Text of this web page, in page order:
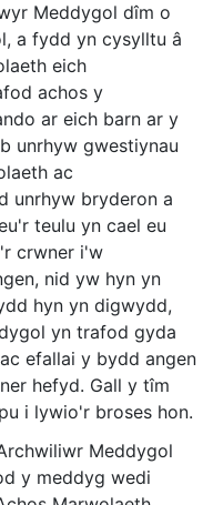
Meddygol dîm o
a fydd yn cysylltu â
eich
achos y
ar eich barn ar y
unrhyw gwestiynau
ac
unrhyw bryderon a
teulu yn cael eu
crwner i'w
nid yw hyn yn
hyn yn digwydd,
yn trafod gyda
efallai y bydd angen
hefyd. Gall y tîm
i lywio'r broses hon.
Meddygol
y meddyg wedi